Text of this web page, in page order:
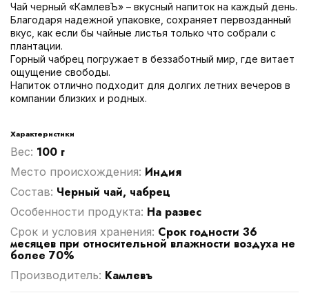
Чай черный «КамлевЪ» – вкусный напиток на каждый день.
Благодаря надежной упаковке, сохраняет первозданный
вкус, как если бы чайные листья только что собрали с
плантации.
Горный чабрец погружает в беззаботный мир, где витает
ощущение свободы.
Напиток отлично подходит для долгих летних вечеров в
компании близких и родных.
Характеристики
Вес: 100 г
Место происхождения: Индия
Cостав: Черный чай, чабрец
Особенности продукта: На развес
Срок и условия хранения: Срок годности 36
месяцев при относительной влажности воздуха не
более 70%
Производитель: Камлевъ